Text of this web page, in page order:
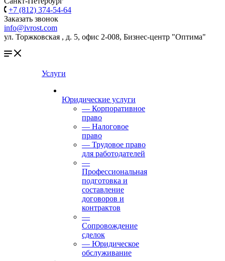
+7 (812) 374-54-64
Заказать звонок
info@ivrost.com
ул. Торжковская , д. 5, офис 2-008, Бизнес-центр "Оптима"
Услуги
Юридические услуги
— Корпоративное
право
— Налоговое
право
— Трудовое право
для работодателей
—
Профессиональная
подготовка и
составление
договоров и
контрактов
—
Сопровождение
сделок
— Юридическое
обслуживание